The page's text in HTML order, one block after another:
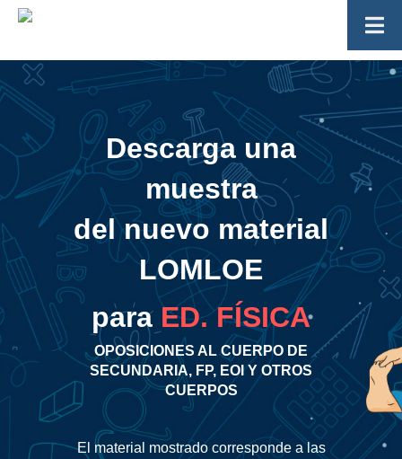
Descarga una
muestra
del nuevo material
LOMLOE
para ED. FÍSICA
OPOSICIONES AL CUERPO DE
SECUNDARIA, FP, EOI Y OTROS
CUERPOS
El material mostrado corresponde a las